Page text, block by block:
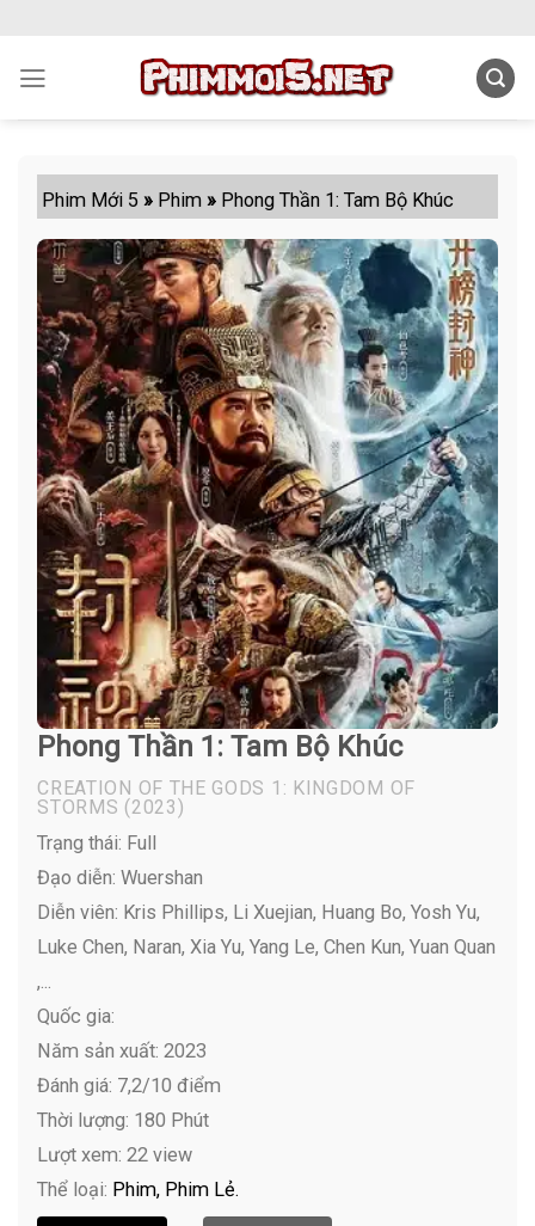
content
Phim Mới 5 » Phim » Phong Thần 1: Tam Bộ Khúc
Phong Thần 1: Tam Bộ Khúc
CREATION OF THE GODS 1: KINGDOM OF
STORMS (2023)
Trạng thái: Full
Đạo diễn: Wuershan
Diễn viên: Kris Phillips, Li Xuejian, Huang Bo, Yosh Yu,
Luke Chen, Naran, Xia Yu, Yang Le, Chen Kun, Yuan Quan
,...
Quốc gia:
Năm sản xuất: 2023
Đánh giá: 7,2/10 điểm
Thời lượng: 180 Phút
Lượt xem: 22 view
Thể loại: Phim Phim Lẻ